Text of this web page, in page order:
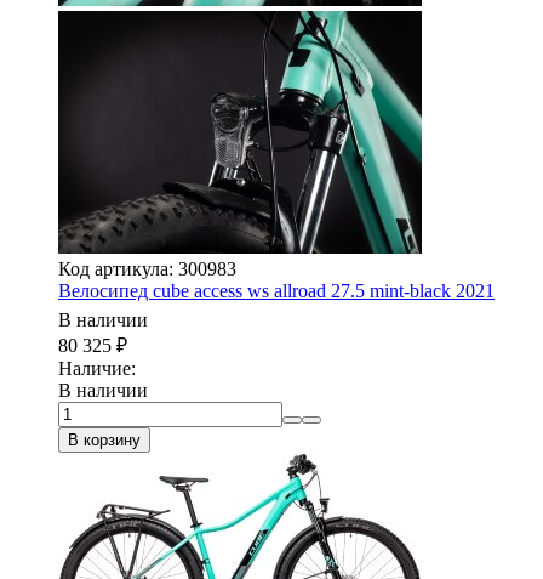
Код артикула: 300983
Велосипед cube access ws allroad 27.5 mint-black 2021
В наличии
80 325 ₽
Наличие:
В наличии
В корзину